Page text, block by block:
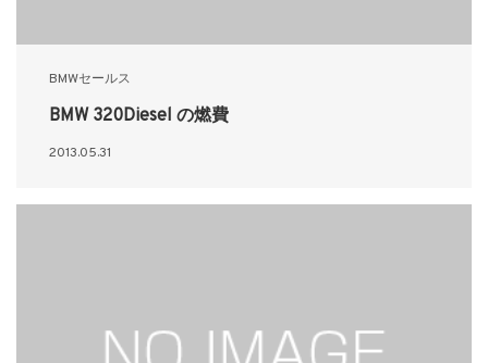
BMWセールス
BMW 320Diesel の燃費
2013.05.31